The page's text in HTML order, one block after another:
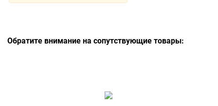
Обратите внимание на сопутствующие товары: